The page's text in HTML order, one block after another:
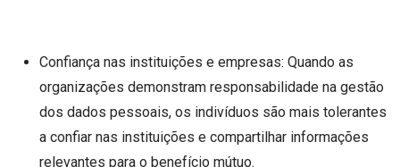
Confiança nas instituições e empresas: Quando as
organizações demonstram responsabilidade na gestão
dos dados pessoais, os indivíduos são mais tolerantes
a confiar nas instituições e compartilhar informações
relevantes para o benefício mútuo.